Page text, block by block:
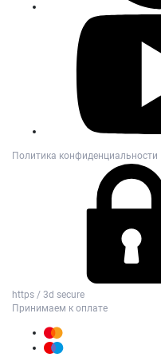
Политика конфиденциальности
https / 3d secure
Принимаем к оплате